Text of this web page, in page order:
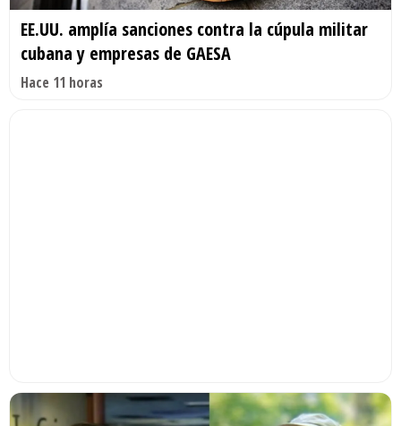
EE.UU. amplía sanciones contra la cúpula militar
cubana y empresas de GAESA
Hace 11 horas